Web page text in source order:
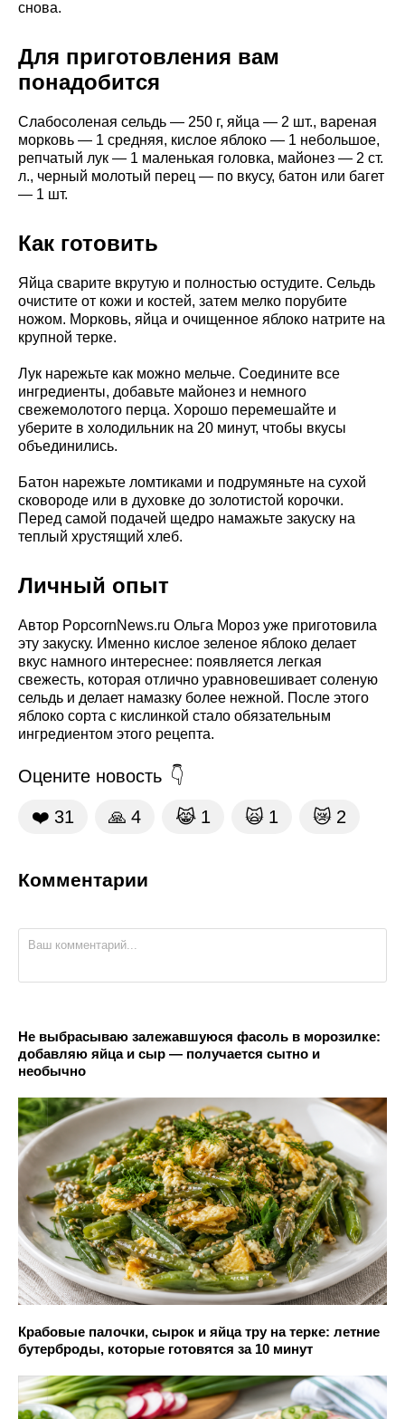
снова.
Для приготовления вам
понадобится
Слабосоленая сельдь — 250 г, яйца — 2 шт., вареная
морковь — 1 средняя, кислое яблоко — 1 небольшое,
репчатый лук — 1 маленькая головка, майонез — 2 ст.
л., черный молотый перец — по вкусу, батон или багет
— 1 шт.
Как готовить
Яйца сварите вкрутую и полностью остудите. Сельдь
очистите от кожи и костей, затем мелко порубите
ножом. Морковь, яйца и очищенное яблоко натрите на
крупной терке.
Лук нарежьте как можно мельче. Соедините все
ингредиенты, добавьте майонез и немного
свежемолотого перца. Хорошо перемешайте и
уберите в холодильник на 20 минут, чтобы вкусы
объединились.
Батон нарежьте ломтиками и подрумяньте на сухой
сковороде или в духовке до золотистой корочки.
Перед самой подачей щедро намажьте закуску на
теплый хрустящий хлеб.
Личный опыт
Автор PopcornNews.ru Ольга Мороз уже приготовила
эту закуску. Именно кислое зеленое яблоко делает
вкус намного интереснее: появляется легкая
свежесть, которая отлично уравновешивает соленую
сельдь и делает намазку более нежной. После этого
яблоко сорта с кислинкой стало обязательным
ингредиентом этого рецепта.
Оцените новость
❤️ 31 🙏 4 😹 1 🙀 1 😿 2
Комментарии
Не выбрасываю залежавшуюся фасоль в морозилке:
добавляю яйца и сыр — получается сытно и
необычно
Крабовые палочки, сырок и яйца тру на терке: летние
бутерброды, которые готовятся за 10 минут